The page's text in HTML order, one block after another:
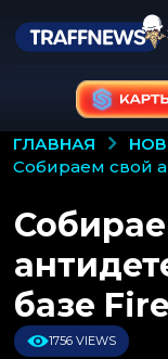
ГЛАВНАЯ
собираем свой
базе
1756 VIEWS